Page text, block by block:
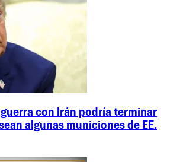
guerra con Irán podría terminar
algunas municiones de EE.